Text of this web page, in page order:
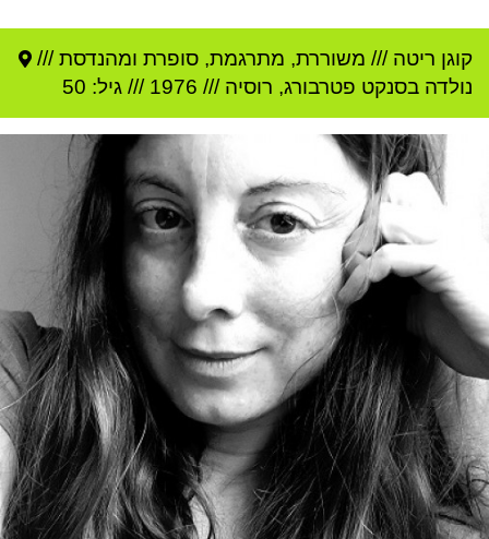
קוגן ריטה /// משוררת, מתרגמת, סופרת ומהנדסת ///
נולדה בסנקט פטרבורג, רוסיה ///
1976 /// גיל: 50